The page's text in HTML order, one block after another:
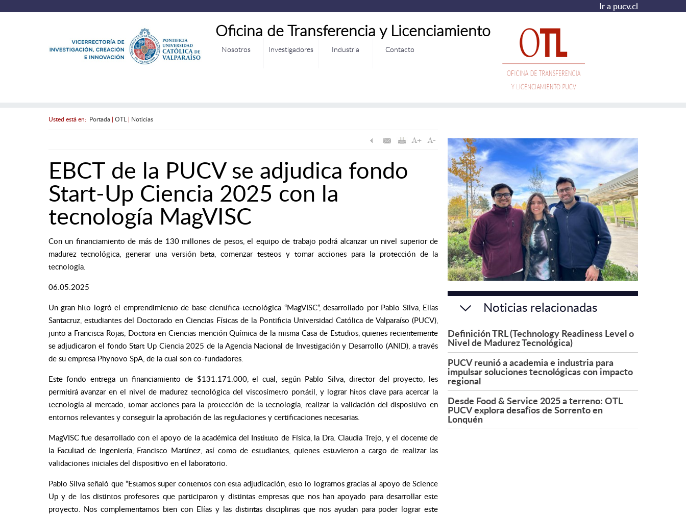
Ir a pucv.cl
Oficina de Transferencia y Licenciamiento
Nosotros Investigadores Industria Contacto
Usted está en: Portada| OTL | Noticias
EBCT de la PUCV se adjudica fondo
Start-Up Ciencia 2025 con la
tecnología MagVISC
Con un financiamiento de más de 130 millones de pesos, el equipo de trabajo podrá alcanzar un nivel superior de
madurez tecnológica, generar una versión beta, comenzar testeos y tomar acciones para la protección de la
tecnología.
06.05.2025
Un gran hito logró el emprendimiento de base científica-tecnológica “MagVISC”, desarrollado por Pablo Silva, Elías
Santacruz, estudiantes del Doctorado en Ciencias Físicas de la Pontificia Universidad Católica de Valparaíso (PUCV),
junto a Francisca Rojas, Doctora en Ciencias mención Química de la misma Casa de Estudios, quienes recientemente
se adjudicaron el fondo Start Up Ciencia 2025 de la Agencia Nacional de Investigación y Desarrollo (ANID), a través
de su empresa Phynovo SpA, de la cual son co-fundadores.
Este fondo entrega un financiamiento de $131.171.000, el cual, según Pablo Silva, director del proyecto, les
permitirá avanzar en el nivel de madurez tecnológica del viscosímetro portátil, y lograr hitos clave para acercar la
tecnología al mercado, tomar acciones para la protección de la tecnología, realizar la validación del dispositivo en
entornos relevantes y conseguir la aprobación de las regulaciones y certificaciones necesarias.
MagVISC fue desarrollado con el apoyo de la académica del Instituto de Física, la Dra. Claudia Trejo, y el docente de
la Facultad de Ingeniería, Francisco Martínez, así como de estudiantes, quienes estuvieron a cargo de realizar las
validaciones iniciales del dispositivo en el laboratorio.
Pablo Silva señaló que “Estamos super contentos con esta adjudicación, esto lo logramos gracias al apoyo de Science
Up y de los distintos profesores que participaron y distintas empresas que nos han apoyado para desarrollar este
proyecto. Nos complementamos bien con Elías y las distintas disciplinas que nos ayudan para poder lograr este
Noticias relacionadas
Definición TRL (Technology Readiness Level o
Nivel de Madurez Tecnológica)
PUCV reunió a academia e industria para
impulsar soluciones tecnológicas con impacto
regional
Desde Food & Service 2025 a terreno: OTL
PUCV explora desafíos de Sorrento en
Lonquén